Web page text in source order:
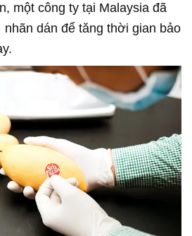
một công ty tại Malaysia đã
dán để tăng thời gian bảo